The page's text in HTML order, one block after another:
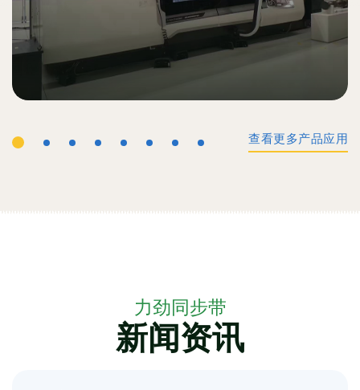
查看更多产品应用
力劲同步带
新闻资讯